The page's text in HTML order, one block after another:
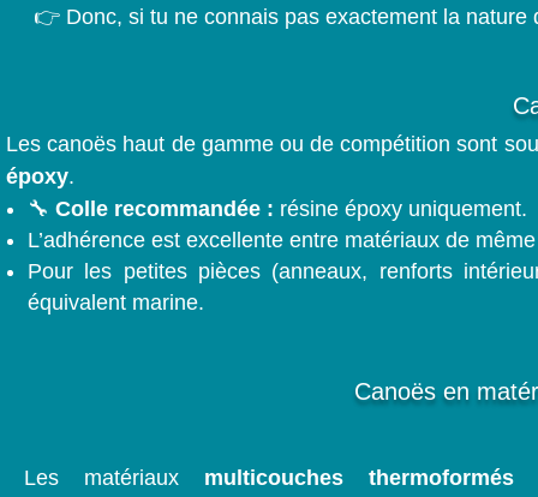
👉 Donc, si tu ne connais pas exactement la nature
Les canoës haut de gamme ou de compétition sont
époxy.
🔧 Colle recommandée : résine époxy uniquement.
L’adhérence est excellente entre matériaux de
Pour les petites pièces (anneaux, renforts
équivalent marine.
Canoës en
Les matériaux multicouches thermoformés